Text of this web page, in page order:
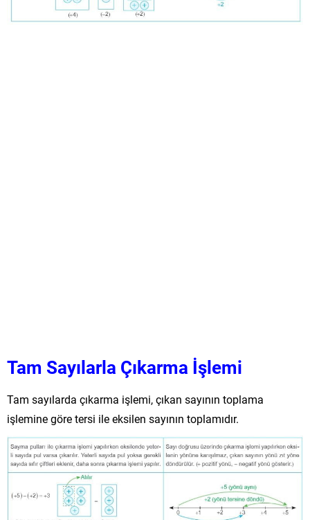
Tam Sayılarla Çıkarma İşlemi
Tam sayılarda çıkarma işlemi, çıkan sayının toplama
işlemine göre tersi ile eksilen sayının toplamıdır.